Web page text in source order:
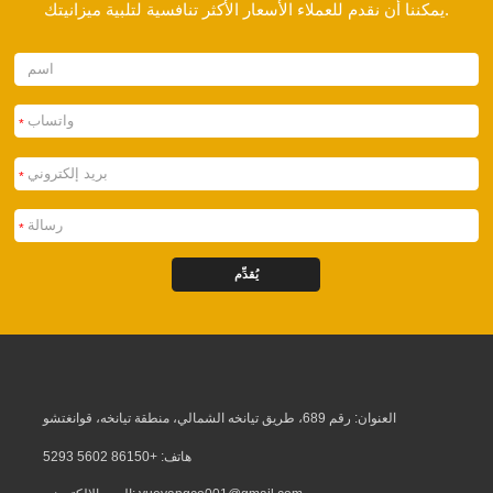
يمكننا أن نقدم للعملاء الأسعار الأكثر تنافسية لتلبية ميزانيتك.
*
*
*
يُقدِّم
العنوان: رقم 689، طريق تيانخه الشمالي، منطقة تيانخه، قوانغتشو
هاتف: +86150 5602 5293